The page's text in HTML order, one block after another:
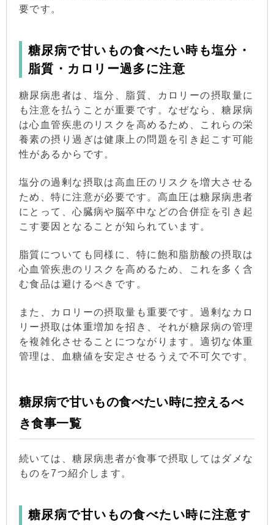
要です。
糖尿病で甘いもの食べたい時も塩分・
脂質・カロリー過多に注意
糖尿病患者は、塩分、脂質、カロリーの摂取量に
も注意を払うことが重要です。なぜなら、糖尿病
は心血管疾患のリスクを高めるため、これらの栄
養素の摂り過ぎは健康上の問題を引き起こす可能
性があるからです。
塩分の過剰な摂取は高血圧のリスクを増大させる
ため、特に注意が必要です。高血圧は糖尿病患者
にとって、心臓病や脳卒中などの合併症を引き起
こす要因となることが知られています。
脂質についても同様に、特に飽和脂肪酸の摂取は
心血管疾患のリスクを高めるため、これを多く含
む食品は避けるべきです。
また、カロリーの摂取量も重要です。過剰なカロ
リー摂取は体重増加を招き、それが糖尿病の管理
を複雑化させることにつながります。適切な体重
管理は、血糖値を安定させるうえで不可欠です。
糖尿病で甘いもの食べたい時に控えるべ
き食事一覧
続いては、糖尿病患者が食事で摂取してはダメな
ものを7つ紹介します。
糖尿病で甘いもの食べたい時に注意す